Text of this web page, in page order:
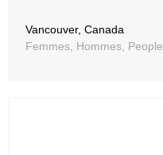
Vancouver, Canada
Femmes, Hommes, People